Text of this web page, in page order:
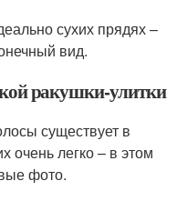
сухих прядях –
вид.
ракушки-улитки
существует в
очень легко – в этом
фото.